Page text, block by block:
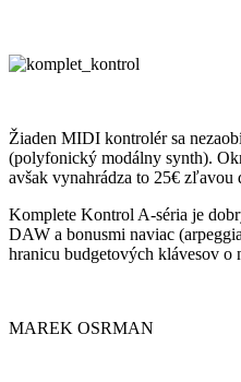
Žiaden MIDI kontrolér sa
(polyfonický modálny synth).
avšak vynahrádza to 25€
Komplete Kontrol A-séria je
DAW a bonusmi naviac
hranicu budgetových klávesov o
MAREK OSRMAN